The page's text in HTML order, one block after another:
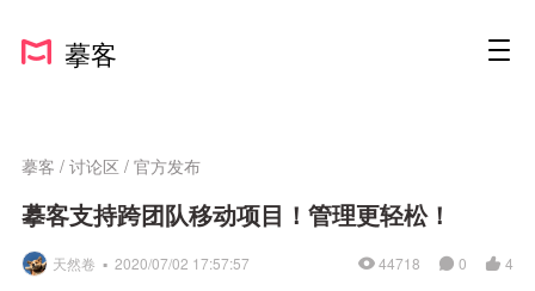
摹客
摹客 / 讨论区 / 官方发布
摹客支持跨团队移动项目！管理更轻松！
天然卷 ▪ 2020/07/02 17:57:57 4
0
44718